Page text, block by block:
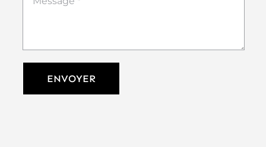
ENVOYER